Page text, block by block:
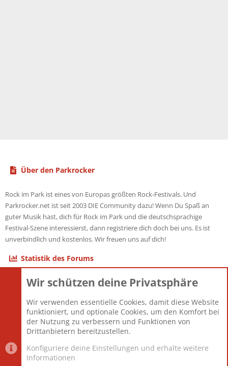
Über den Parkrocker
Rock im Park ist eines von Europas größten Rock-Festivals. Und
Parkrocker.net ist seit 2003 DIE Community dazu! Wenn Du Spaß an
guter Musik hast, dich für Rock im Park und die deutschsprachige
Festival-Szene interessierst, dann registriere dich doch bei uns. Es ist
unverbindlich und kostenlos. Wir freuen uns auf dich!
Statistik des Forums
Themen
Mitglieder
12.427
Neuestes Mitglied
Berlin
Wir schützen deine Privatsphäre
Wir verwenden essentielle Cookies, damit diese Website
funktioniert, und optionale Cookies, um den Komfort bei
der Nutzung zu verbessern und Funktionen von
Drittanbietern bereitzustellen.
Konfiguriere deine Einstellungen und erhalte weitere
Informationen